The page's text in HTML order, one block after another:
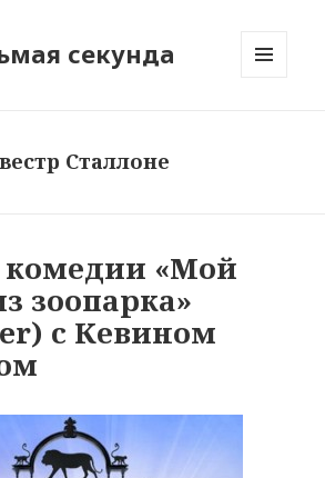
секунда
Сталлоне
комедии «Мой
зоопарка»
с Кевином